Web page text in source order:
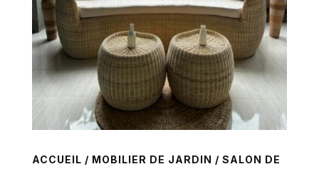
ACCUEIL / MOBILIER DE JARDIN / SALON DE